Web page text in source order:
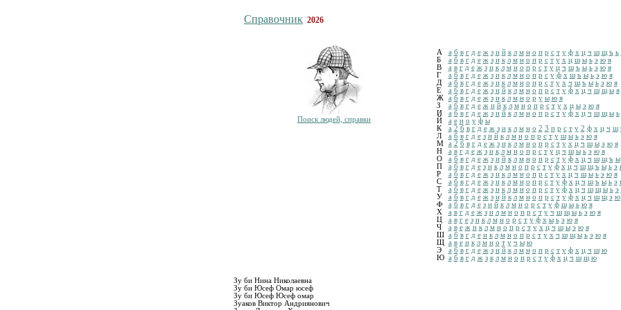
Справочник 2026
Поиск людей, справки
А а б в г д е ж з и й к л м н о п р с т у ф х ц ч ш щ ъ ь
Б
а б в г д е ж з и к л м н о п р с т у х ц ш ы ь э ю я
В
а в г д е ж з и к л м н о п р с т у ц ч ш ъ ы ь э ю я
Г
а б в г д е ж з и к л м н о п р с у ф х ш ъ ы ь э ю я
Д
а б в г д е ж з и к л м н о п р с т у х ч ш ъ ы ь э ю я
Е
а б в г д е ж з и й к л м н о п р с т у ф х ц ч ш щ ы я
Ж
а б в г д е ж з и к л м н о р у ы ю я
З
а б в г д е ж и й к л м н о п р с т у х ц ы э ю я
И
а б в г д е ж з и й к л м н о п р с т у ф х ц ч ш щ ы ь
Й
а е и о у ф ы
К
а 2 б в г д е ж з и к л м н о 2 3 п р с т у 2 ф х ц ч ш
Л
а б в г д е з и й к л м н о п р с т у ш ы ь э ю я
М
а 2 б в г д е ж з и к л м н о п р с т у х ц ч ш ы э ю я
Н
а в г д е ж з и к л м н о п р с т у ц ч ш ы ь э ю я
О
а б в г д е ж з и й к л м н о п р с т у ф х ц ч ш щ ъ ы
П
а б в г д е з и к л м н о п р с т у ф х ц ч ш щ ъ ы ь э
Р
а б в г д е ж з и к л м н о п р с т у х ц ч ш ы ь э ю я
С
а б в г д е ж з и к л м н о п р с т у ф х ц ч ш ъ ы ь э
Т
а б в г д е ж з и к л м н о п р с т у ф х ц ч ш щ ы ь э
У
а б в г д е ж з и й к л м н о п р с т у ф х ц ч ш щ э ю
Ф
а б в г д е з и й к л м н о р с т у ф ш ы ь ю я
Х
а в г д е ж з и л м н о п р с т у ч ш щ ы ь э ю я
Ц
а в г е з и к л м н о р с т у ф х ы ь э ю я
Ч
а в е ж и к л м н о п р с т у х ц ч ш ы э ю я
Ш а б в г д е и к л м н о п р с т у х ч ш щ ы ь э ю я
Щ а в е и к л м н о т у ч ы ю
Э
а б в г д е ж з и й к л м н о п р с т у ф х ц ч ш ю
Ю а б в г д ж з к л м н о п р с т у ф х ц ч ш щ ю
Зу би Нина Николаевна
Зу би Юсеф Омар юсеф
Зу би Юсеф Юсеф омар
Зуаков Виктор Андриянович